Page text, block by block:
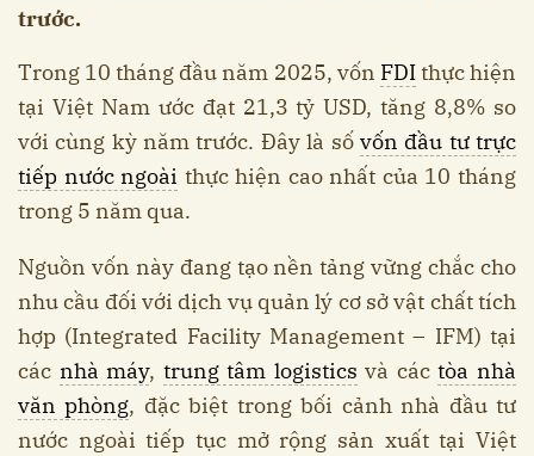
trước.
Trong 10 tháng đầu năm 2025, vốn FDIthực hiện
tại Việt Nam ước đạt 21,3 tỷ USD, tăng 8,8% so
với cùng kỳ năm trước. Đây là số vốn đầu tư trực
tiếp nước ngoài thực hiện cao nhất của 10 tháng
trong 5 năm qua.
Nguồn vốn này đang tạo nền tảng vững chắc cho
nhu cầu đối với dịch vụ quản lý cơ sở vật chất tích
hợp (Integrated Facility Management – IFM) tại
các nhà máy, trung tâm logistics và cáctòa nhà
văn phòng, đặc biệt trong bối cảnh nhà đầu tư
nước ngoài tiếp tục mở rộng sản xuất tại Việt